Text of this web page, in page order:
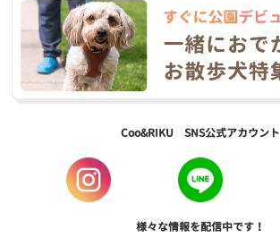
Coo&RIKU SNS公式アカウント
様々な情報を配信中です！